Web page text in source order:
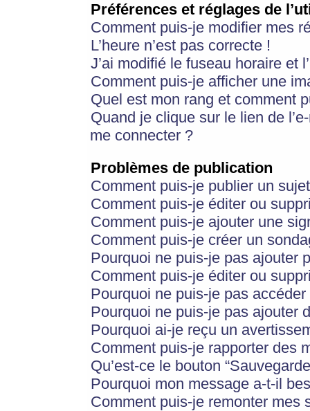
Préférences et réglages de
Comment puis-je modifier mes
L’heure n’est pas correcte !
J’ai modifié le fuseau horaire et
Comment puis-je afficher une
Quel est mon rang et comment
Quand je clique sur le lien de
me connecter ?
Problèmes de publication
Comment puis-je publier un
Comment puis-je éditer ou
Comment puis-je ajouter une
Comment puis-je créer un
Pourquoi ne puis-je pas ajouter
Comment puis-je éditer ou
Pourquoi ne puis-je pas
Pourquoi ne puis-je pas ajouter
Pourquoi ai-je reçu un
Comment puis-je rapporter des
Qu’est-ce le bouton
Pourquoi mon message a-t-il
Comment puis-je remonter mes